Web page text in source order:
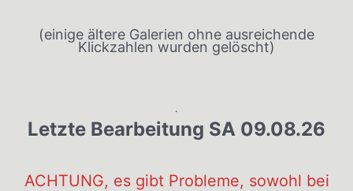
(einige ältere Galerien ohne ausreichende
Klickzahlen wurden gelöscht)
.
Letzte Bearbeitung SA 09.08.26
ACHTUNG, es gibt Probleme, sowohl bei